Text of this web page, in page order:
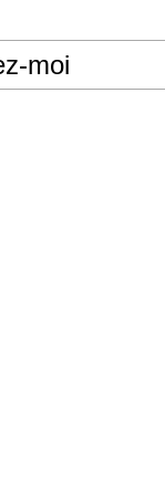
moi